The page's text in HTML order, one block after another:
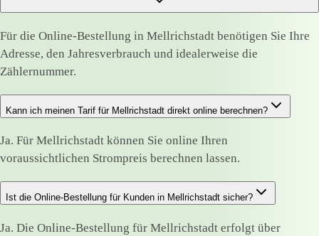
Für die Online-Bestellung in Mellrichstadt benötigen Sie Ihre
Adresse, den Jahresverbrauch und idealerweise die
Zählernummer.
Kann ich meinen Tarif für Mellrichstadt direkt online berechnen?
Ja. Für Mellrichstadt können Sie online Ihren
voraussichtlichen Strompreis berechnen lassen.
Ist die Online-Bestellung für Kunden in Mellrichstadt sicher?
Ja. Die Online-Bestellung für Mellrichstadt erfolgt über